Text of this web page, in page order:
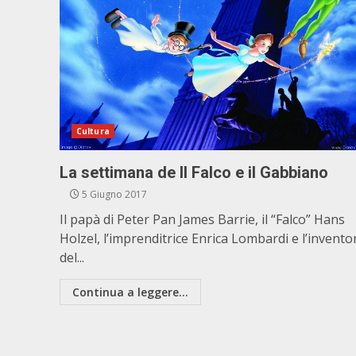
Cultura
La settimana de Il Falco e il Gabbiano
5 Giugno 2017
Il papà di Peter Pan James Barrie, il “Falco” Hans
Holzel, l’imprenditrice Enrica Lombardi e
del...
Continua a leggere...